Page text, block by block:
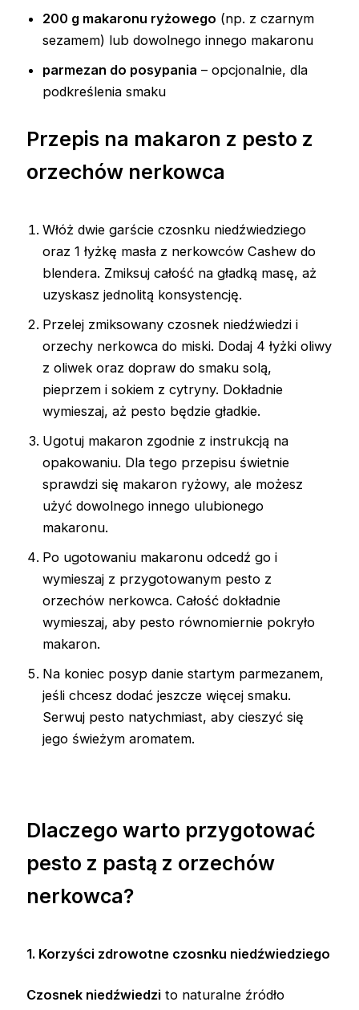
200 g makaronu ryżowego (np. z czarnym
sezamem) lub dowolnego innego makaronu
parmezan do posypania – opcjonalnie, dla
podkreślenia smaku
Przepis na makaron z pesto z
orzechów nerkowca
Włóż dwie garście czosnku niedźwiedziego
oraz 1 łyżkę masła z nerkowców Cashew do
blendera. Zmiksuj całość na gładką masę, aż
uzyskasz jednolitą konsystencję.
Przelej zmiksowany czosnek niedźwiedzi i
orzechy nerkowca do miski. Dodaj 4 łyżki oliwy
z oliwek oraz dopraw do smaku solą,
pieprzem i sokiem z cytryny. Dokładnie
wymieszaj, aż pesto będzie gładkie.
Ugotuj makaron zgodnie z instrukcją na
opakowaniu. Dla tego przepisu świetnie
sprawdzi się makaron ryżowy, ale możesz
użyć dowolnego innego ulubionego
makaronu.
Po ugotowaniu makaronu odcedź go i
wymieszaj z przygotowanym pesto z
orzechów nerkowca. Całość dokładnie
wymieszaj, aby pesto równomiernie pokryło
makaron.
Na koniec posyp danie startym parmezanem,
jeśli chcesz dodać jeszcze więcej smaku.
Serwuj pesto natychmiast, aby cieszyć się
jego świeżym aromatem.
Dlaczego warto przygotować
pesto z pastą z orzechów
nerkowca?
1. Korzyści zdrowotne czosnku niedźwiedziego
Czosnek niedźwiedzi to naturalne źródło